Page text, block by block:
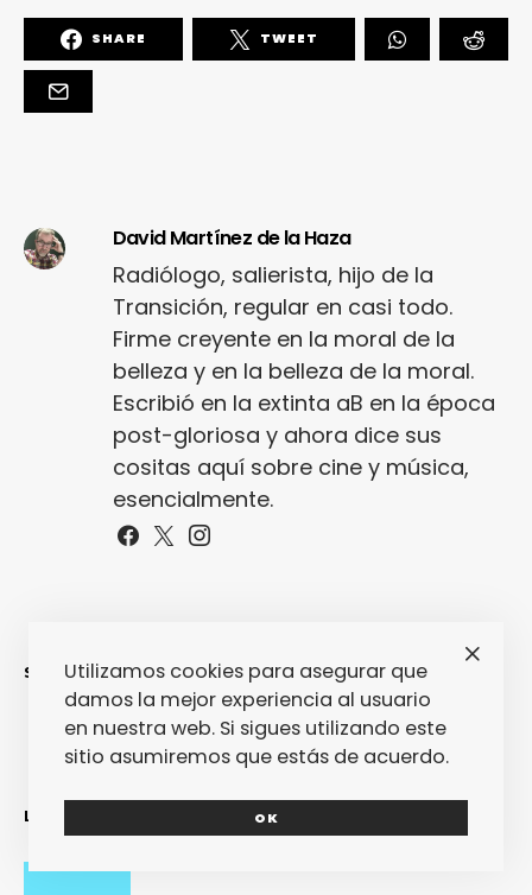
SHARE TWEET
David Martínez de la Haza
Radiólogo, salierista, hijo de la
Transición, regular en casi todo.
Firme creyente en la moral de la
belleza y en la belleza de la moral.
Escribió en la extinta aB en la época
post-gloriosa y ahora dice sus
cositas aquí sobre cine y música,
esencialmente.
SINCERAMENTE
LO MÁS RECIENTE
Utilizamos cookies para asegurar que
damos la mejor experiencia al usuario
en nuestra web. Si sigues utilizando este
sitio asumiremos que estás de acuerdo.
OK